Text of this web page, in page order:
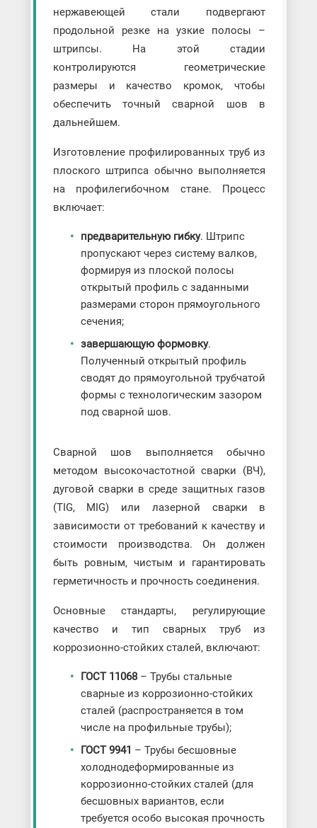
нержавеющей стали подвергают
продольной резке на узкие полосы –
штрипсы. На этой стадии
контролируются геометрические
размеры и качество кромок, чтобы
обеспечить точный сварной шов в
дальнейшем.
Изготовление профилированных труб из
плоского штрипса обычно выполняется
на профилегибочном стане. Процесс
включает:
предварительную гибку. Штрипс
пропускают через систему валков,
формируя из плоской полосы
открытый профиль с заданными
размерами сторон прямоугольного
сечения;
завершающую формовку.
Полученный открытый профиль
сводят до прямоугольной трубчатой
формы с технологическим зазором
под сварной шов.
Сварной шов выполняется обычно
методом высокочастотной сварки (ВЧ),
дуговой сварки в среде защитных газов
(TIG, MIG) или лазерной сварки в
зависимости от требований к качеству и
стоимости производства. Он должен
быть ровным, чистым и гарантировать
герметичность и прочность соединения.
Основные стандарты, регулирующие
качество и тип сварных труб из
коррозионно-стойких сталей, включают:
ГОСТ 11068– Трубы стальные
сварные из коррозионно-стойких
сталей (распространяется в том
числе на профильные трубы);
ГОСТ 9941 – Трубы бесшовные
холоднодеформированные из
коррозионно-стойких сталей (для
бесшовных вариантов, если
требуется особо высокая прочность